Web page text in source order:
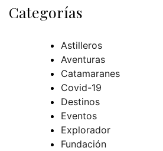
Categorías
Astilleros
Aventuras
Catamaranes
Covid-19
Destinos
Eventos
Explorador
Fundación